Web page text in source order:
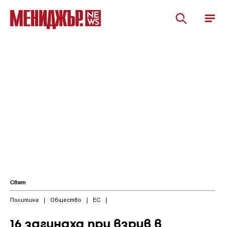
Свят
Политика | Общество | ЕС |
16 загинаха при взрив в